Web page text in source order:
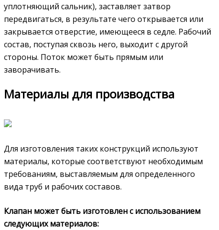
уплотняющий сальник), заставляет затвор
передвигаться, в результате чего открывается или
закрывается отверстие, имеющееся в седле. Рабочий
состав, поступая сквозь него, выходит с другой
стороны. Поток может быть прямым или
заворачивать.
Материалы для производства
Для изготовления таких конструкций используют
материалы, которые соответствуют необходимым
требованиям, выставляемым для определенного
вида труб и рабочих составов.
Клапан может быть изготовлен с использованием
следующих материалов: